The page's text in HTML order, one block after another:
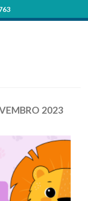
2023